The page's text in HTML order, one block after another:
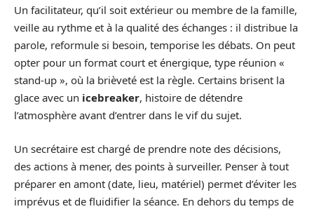
Un facilitateur, qu’il soit extérieur ou membre de la famille,
veille au rythme et à la qualité des échanges : il distribue la
parole, reformule si besoin, temporise les débats. On peut
opter pour un format court et énergique, type réunion «
stand-up », où la brièveté est la règle. Certains brisent la
glace avec un icebreaker, histoire de détendre
l’atmosphère avant d’entrer dans le vif du sujet.
Un secrétaire est chargé de prendre note des décisions,
des actions à mener, des points à surveiller. Penser à tout
préparer en amont (date, lieu, matériel) permet d’éviter les
imprévus et de fluidifier la séance. En dehors du temps de